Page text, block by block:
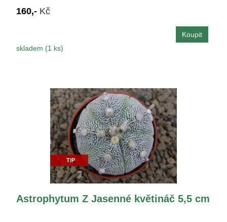
160,- Kč
skladem (1 ks)
TIP
Astrophytum Z Jasenné květináč 5,5 cm